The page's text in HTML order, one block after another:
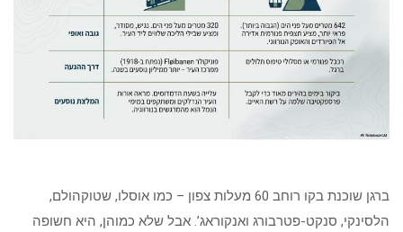
ברגן שוכנת בקו רוחב 60 מעלות צפון – כמו אוסלו, שטוקהולם,
הלסינקי, סנקט-פטרבורג ואנקוראג’. אבל שלא כמוהן, היא חשופה